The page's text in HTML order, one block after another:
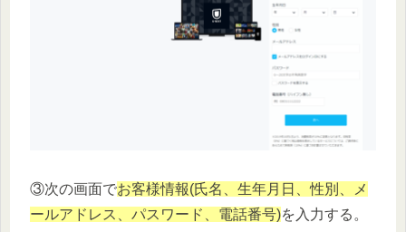
③次の画面でお客様情報(氏名、生年月日、性別、メ
ールアドレス、パスワード、電話番号)を入力する。